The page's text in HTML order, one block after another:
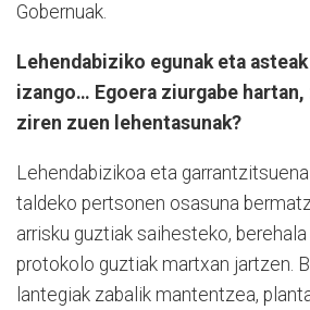
Gobernuak.
Lehendabiziko egunak eta
izango… Egoera ziurgabe
ziren zuen lehentasunak?
Lehendabizikoa eta
taldeko pertsonen osasuna
arrisku guztiak saihesteko,
protokolo guztiak martxan jartzen.
lantegiak zabalik mantentzea,